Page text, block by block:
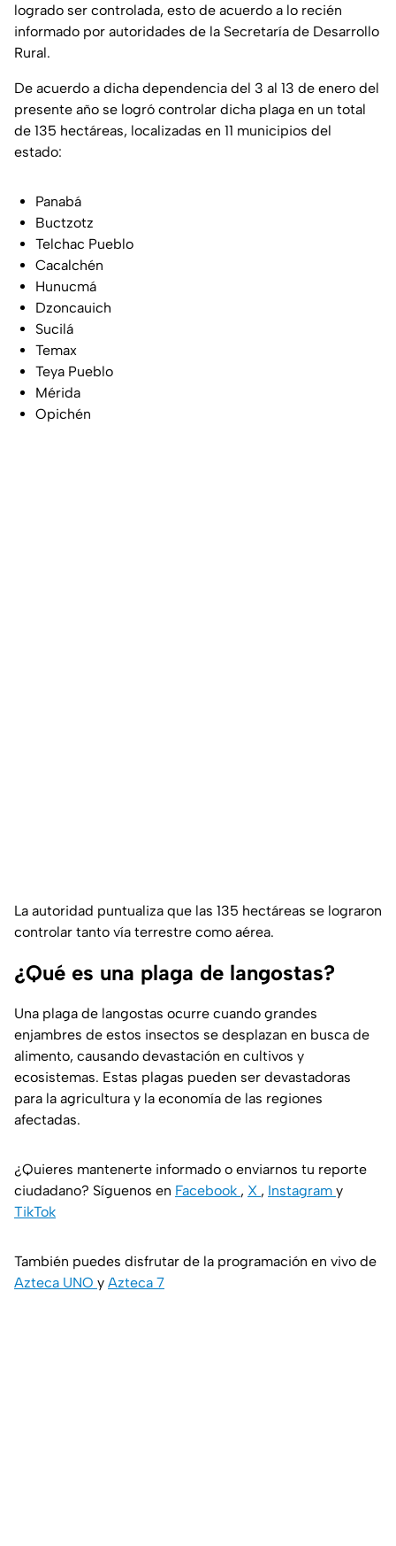
logrado ser controlada, esto de acuerdo a lo recién
informado por autoridades de la Secretaría de Desarrollo
Rural.
De acuerdo a dicha dependencia del 3 al 13 de enero del
presente año se logró controlar dicha plaga en un total
de 135 hectáreas, localizadas en 11 municipios del
estado:
Panabá
Buctzotz
Telchac Pueblo
Cacalchén
Hunucmá
Dzoncauich
Sucilá
Temax
Teya Pueblo
Mérida
Opichén
La autoridad puntualiza que las 135 hectáreas se lograron
controlar tanto vía terrestre como aérea.
¿Qué es una plaga de langostas?
Una plaga de langostas ocurre cuando grandes
enjambres de estos insectos se desplazan en busca de
alimento, causando devastación en cultivos y
ecosistemas. Estas plagas pueden ser devastadoras
para la agricultura y la economía de las regiones
afectadas.
¿Quieres mantenerte informado o enviarnos tu reporte
ciudadano? Síguenos en Facebook , X , Instagram y
TikTok
También puedes disfrutar de la programación en vivo de
Azteca UNO y Azteca 7